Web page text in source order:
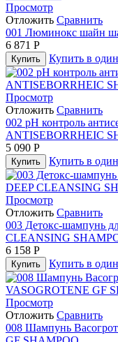
Просмотр
Отложить Сравнить
001 Люминокс шайн
6 871 Р
Купить Купить в
Просмотр
Отложить Сравнить
002 pH контроль
ANTISEBORRHEIC
5 090 Р
Купить Купить в
Просмотр
Отложить Сравнить
003 Детокс-шампунь
CLEANSING
6 158 Р
Купить Купить в
Просмотр
Отложить Сравнить
008 Шампунь